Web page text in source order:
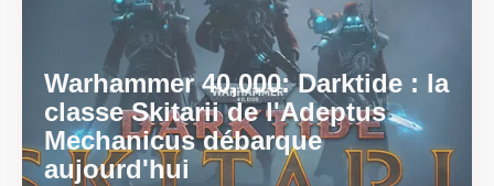
Warhammer 40,000: Darktide : la
classe Skitarii de l'Adeptus
Mechanicus débarque
aujourd'hui